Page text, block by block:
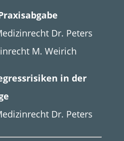
Dr. Peters
M. Weirich
in der
Dr. Peters